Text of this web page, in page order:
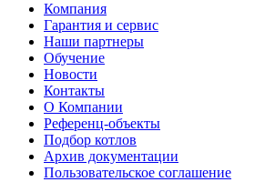
Компания
Гарантия и сервис
Наши партнеры
Обучение
Новости
Контакты
О Компании
Референц-объекты
Подбор котлов
Архив документации
Пользовательское соглашение